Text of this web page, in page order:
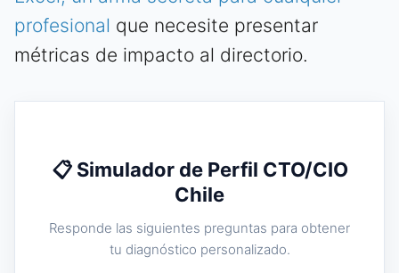
profesional que necesite presentar
métricas de impacto al directorio.
📋 Simulador de Perfil CTO/CIO
Chile
Responde las siguientes preguntas para obtener
tu diagnóstico personalizado.